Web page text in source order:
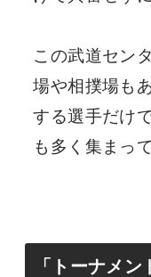
この武道セン
場や相撲場も
する選手だけ
も多く集まっ
「トーナメ